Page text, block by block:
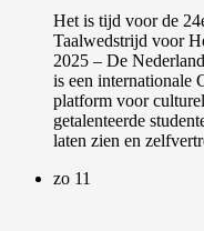
Het is tijd voor de
Taalwedstrijd voor
2025 – De
is een internationale
platform voor
getalenteerde
laten zien en
zo 11